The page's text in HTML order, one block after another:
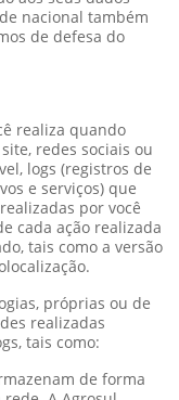
nacional também
de defesa do
realiza quando
redes sociais ou
logs (registros de
e serviços) que
por você
cada ação realizada
tais como a versão
próprias ou de
realizadas
tais como:
de forma